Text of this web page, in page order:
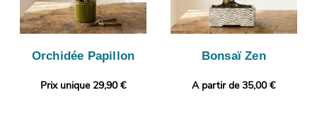
Orchidée Papillon
Prix unique 29,90 €
Bonsaï Zen
A partir de 35,00 €